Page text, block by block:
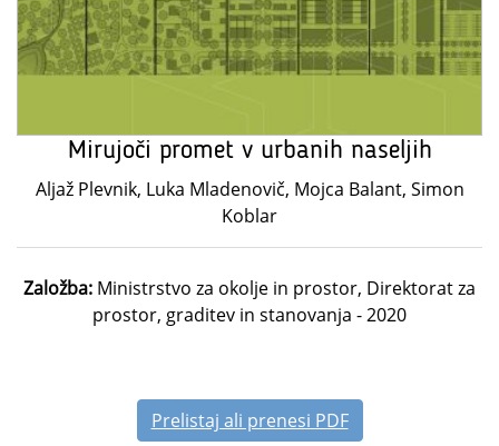
Mirujoči promet v urbanih naseljih
Aljaž Plevnik, Luka Mladenovič, Mojca Balant, Simon
Koblar
Založba: Ministrstvo za okolje in prostor, Direktorat za
prostor, graditev in stanovanja - 2020
Prelistaj ali prenesi PDF